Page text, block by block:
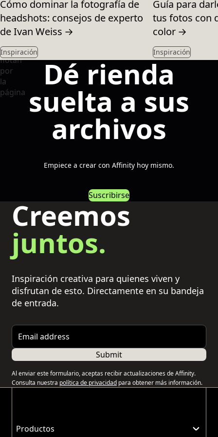
Cómo dominar la fotografía de
headshots: consejos de experto
de Ivan Weiss →
Inspiración
Guía para
tus fotos con
color →
Inspiración
Dé rienda
suelta a sus
archivos
Empiece a crear con Affinity hoy mismo.
Suscribirse
Creemos
juntos.
Inspiración creativa para quienes viven y
disfrutan de esto. Directamente en su bandeja
de entrada.
Email address
Submit
Al enviar este formulario, aceptas recibir actualizaciones de Affinity.
Consulta nuestra política de privacidad para obtener más información.
Productos